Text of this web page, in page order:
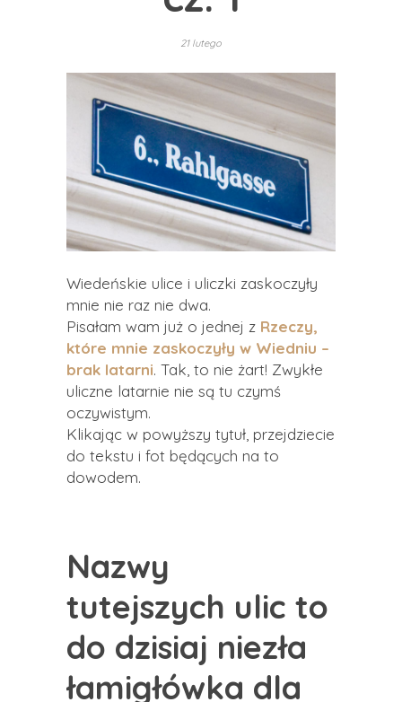
21 lutego
Wiedeńskie ulice i uliczki zaskoczyły
mnie nie raz nie dwa.
Pisałam wam już o jednej z Rzeczy,
które mnie zaskoczyły w Wiedniu –
brak latarni. Tak, to nie żart! Zwykłe
uliczne latarnie nie są tu czymś
oczywistym.
Klikając w powyższy tytuł, przejdziecie
do tekstu i fot będących na to
dowodem.
Nazwy
tutejszych ulic to
do dzisiaj niezła
łamigłówka dla